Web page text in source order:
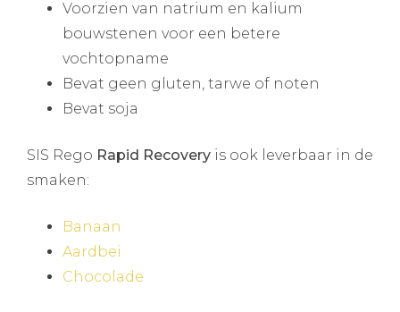
Voorzien van natrium en kalium
bouwstenen voor een betere
vochtopname
Bevat geen gluten, tarwe of noten
Bevat soja
SIS Rego Rapid Recovery is ook leverbaar in de
smaken:
Banaan
Aardbei
Chocolade